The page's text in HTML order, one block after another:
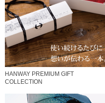
HANWAY PREMIUM GIFT
COLLECTION